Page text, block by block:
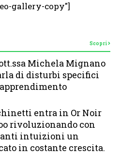
gallery-copy"]
Scopri
Michela Mignano
di disturbi specifici
entra in Or Noir
rivoluzionando con
intuizioni un
in costante crescita.